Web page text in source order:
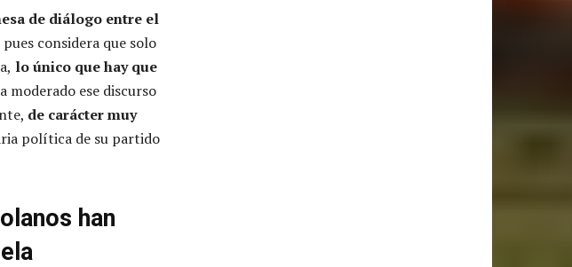
de diálogo entre el
considera que solo
lo único que hay que
moderado ese discurso
de carácter muy
política de su partido
han